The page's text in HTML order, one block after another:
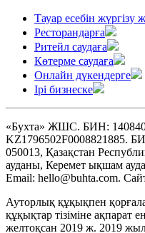
Тауар есебін жүргізу
Ресторандарға
Ритейл саудаға
Көтерме саудаға
Онлайн дүкендерге
Ірі бизнеске
«Бухта» ЖШС. БИН:
KZ1796502F0008821885.
050013, Қазақстан
ауданы, Керемет ықшам
Email: hello@buhta.com.
Ауторлық құқықпен
құқықтар тізіміне ақпарат
желтоқсан 2019 ж. 2019